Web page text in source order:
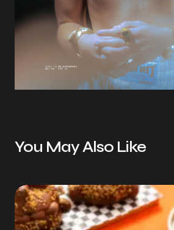
You May Also Like